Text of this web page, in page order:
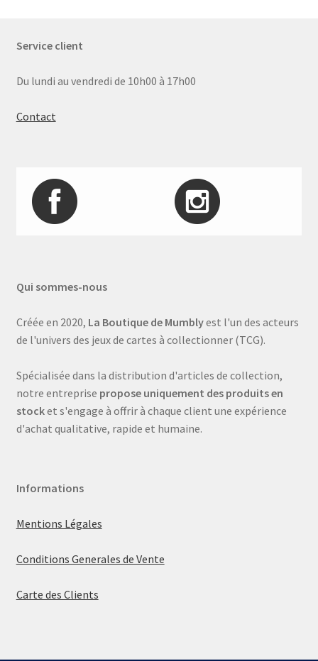
Service client
Du lundi au vendredi de 10h00 à 17h00
Contact
Qui sommes-nous
Créée en 2020, La Boutique de Mumblyest l'un des acteurs
de l'univers des jeux de cartes à collectionner (TCG).
Spécialisée dans la distribution d'articles de collection,
notre entreprise propose uniquement des produits en
stocket s'engage à offrir à chaque client une expérience
d'achat qualitative, rapide et humaine.
Informations
Mentions Légales
Conditions Generales de Vente
Carte des Clients